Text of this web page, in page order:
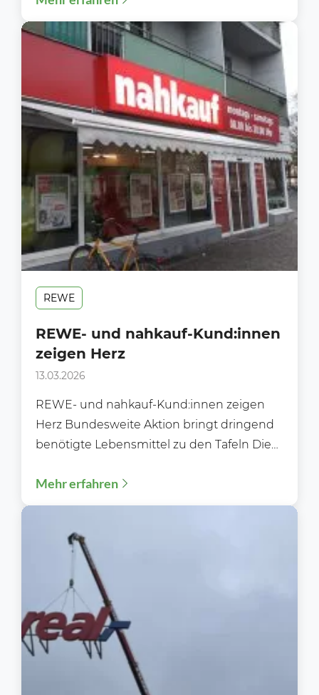
REWE
REWE- und nahkauf-Kund:innen
zeigen Herz
13.03.2026
REWE- und nahkauf-Kund:innen zeigen
Herz Bundesweite Aktion bringt dringend
benötigte Lebensmittel zu den Tafeln Die
Tafeltütenaktion 2026 endet mit...
Mehr erfahren